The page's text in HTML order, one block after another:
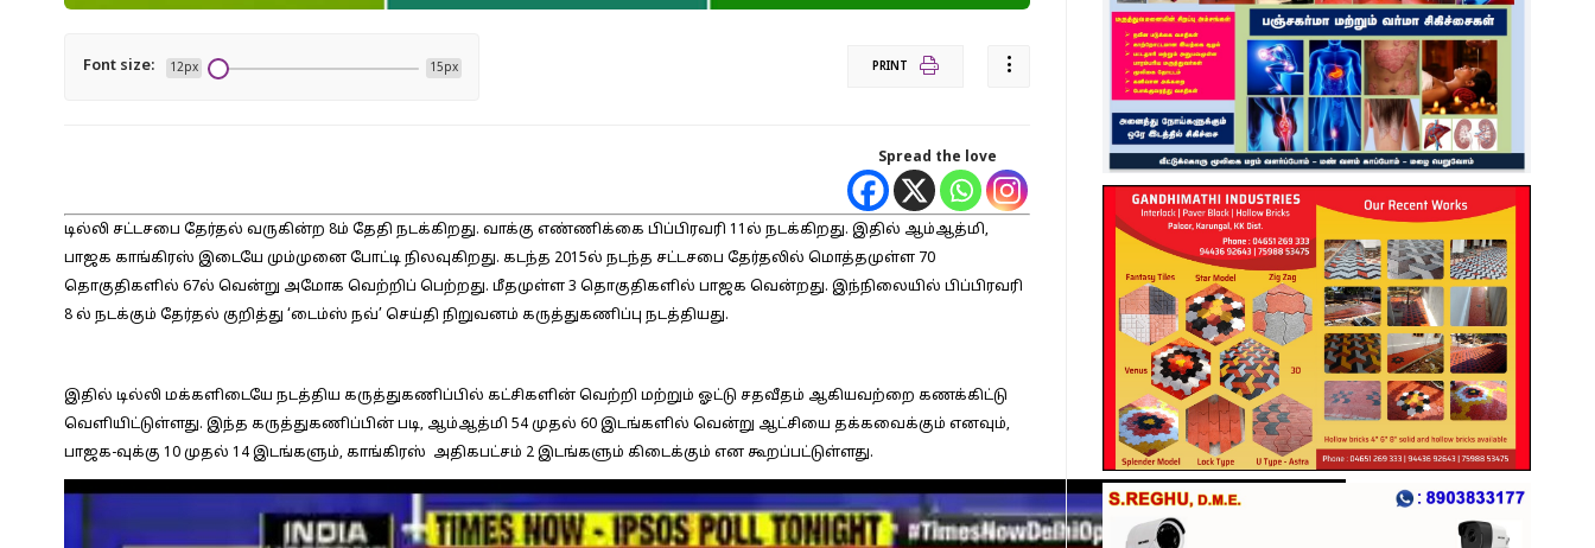
Font size: 12px 15px PRINT
Spread the love
டில்லி சட்டசபை தேர்தல் வருகின்ற 8ம் தேதி நடக்கிறது. வாக்கு எண்ணிக்கை பிப்பிரவரி 11ல் நடக்கிறது. இதில் ஆம்ஆத்மி,
பாஜக காங்கிரஸ் இடையே மும்முனை போட்டி நிலவுகிறது. கடந்த 2015ல் நடந்த சட்டசபை தேர்தலில் மொத்தமுள்ள 70
தொகுதிகளில் 67ல் வென்று அமோக வெற்றிப் பெற்றது. மீதமுள்ள 3 தொகுதிகளில் பாஜக வென்றது. இந்நிலையில் பிப்பிரவரி
8 ல் நடக்கும் தேர்தல் குறித்து ‘டைம்ஸ் நவ்’ செய்தி நிறுவனம் கருத்துகணிப்பு நடத்தியது.
இதில் டில்லி மக்களிடையே நடத்திய கருத்துகணிப்பில் கட்சிகளின் வெற்றி மற்றும் ஓட்டு சதவீதம் ஆகியவற்றை கணக்கிட்டு
வெளியிட்டுள்ளது. இந்த கருத்துகணிப்பின் படி, ஆம்ஆத்மி 54 முதல் 60 இடங்களில் வென்று ஆட்சியை தக்கவைக்கும் எனவும்,
பாஜக-வுக்கு 10 முதல் 14 இடங்களும், காங்கிரஸ் அதிகபட்சம் 2 இடங்களும் கிடைக்கும் என கூறப்பட்டுள்ளது.